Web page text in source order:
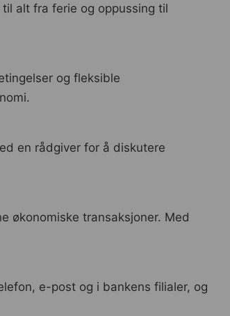
alt fra ferie og oppussing til
og fleksible
en rådgiver for å diskutere
økonomiske transaksjoner. Med
e-post og i bankens filialer, og